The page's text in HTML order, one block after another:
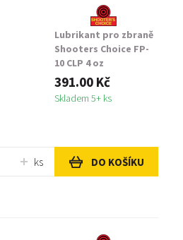
Lubrikant pro zbraně
Shooters Choice FP-
10 CLP 4 oz
391.00 Kč
Skladem 5+ ks
ks DO KOŠÍKU